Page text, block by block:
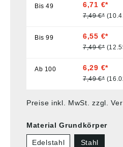
Bis49 6,71 €*
7,49 €*
Bis99 6,55 €*
7,49 €*
Ab 100 6,29 €*
7,49 €*
Preise inkl. MwSt. zzgl.
Material Grundkörper
Edelstahl Stahl